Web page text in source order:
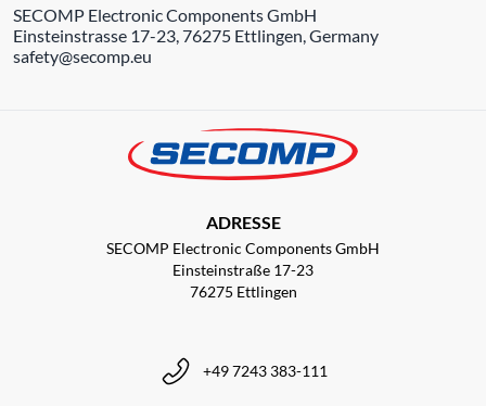
SECOMP Electronic Components GmbH
Einsteinstrasse 17-23, 76275 Ettlingen, Germany
safety@secomp.eu
ADRESSE
SECOMP Electronic Components GmbH
Einsteinstraße 17-23
76275 Ettlingen
+49 7243 383-111